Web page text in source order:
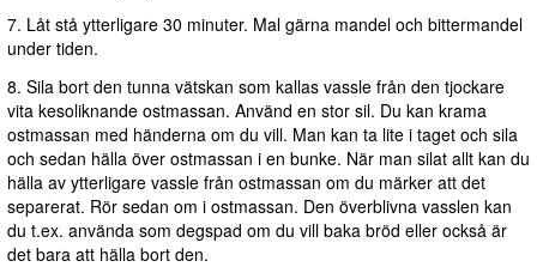
7. Låt stå ytterligare 30 minuter. Mal gärna mandel och bittermandel
under tiden.
8. Sila bort den tunna vätskan som kallas vassle från den tjockare
vita kesoliknande ostmassan. Använd en stor sil. Du kan krama
ostmassan med händerna om du vill. Man kan ta lite i taget och sila
och sedan hälla över ostmassan i en bunke. När man silat allt kan du
hälla av ytterligare vassle från ostmassan om du märker att det
separerat. Rör sedan om i ostmassan. Den överblivna vasslen kan
du t.ex. använda som degspad om du vill baka bröd eller också är
det bara att hälla bort den.